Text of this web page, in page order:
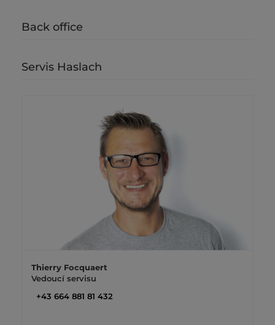
Back office
Servis Haslach
Thierry Focquaert
Vedoucí servisu
+43 664 881 81 432